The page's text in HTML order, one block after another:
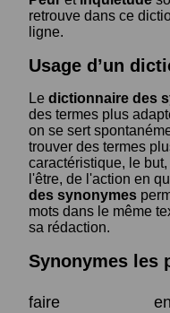
retrouve dans ce
ligne.
Usage d’un
Le dictionnaire des
des termes plus
on se sert
trouver des termes
caractéristique, le
l'être, de l'action en
des synonymes
mots dans le même
sa rédaction.
Synonymes les
faire